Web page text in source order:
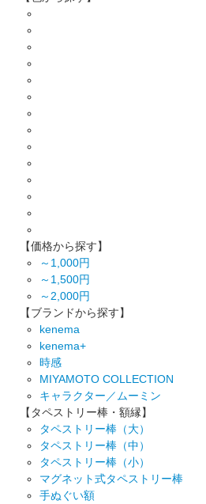
【価格から探す】
～1,000円
～1,500円
～2,000円
【ブランドから探す】
kenema
kenema+
時感
MIYAMOTO COLLECTION
キャラクター／ムーミン
【タペストリー棒・額縁】
タペストリー棒（大）
タペストリー棒（中）
タペストリー棒（小）
マグネット式タペストリー棒
手ぬぐい額